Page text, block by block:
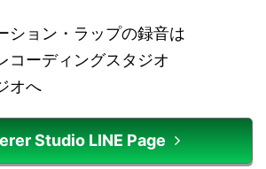
ション・ラップの録音は
コーディングスタジオ
オへ
Studio LINE Page